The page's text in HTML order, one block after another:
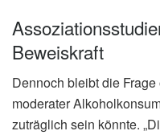
Beweiskraft
Dennoch bleibt die
moderater
zuträglich sein könnte.